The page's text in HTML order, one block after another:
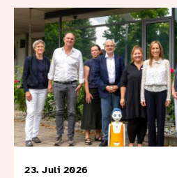
23. Juli 2026